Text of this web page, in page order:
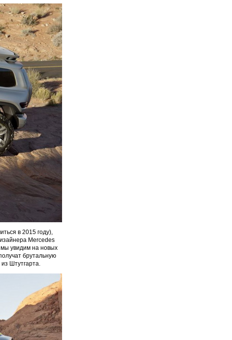
в 2015 году),
Mercedes
мы увидим на новых
брутальную
Штутгарта.